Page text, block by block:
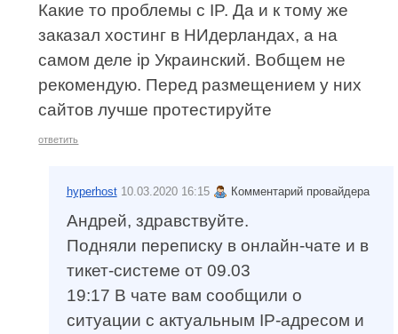
Какие то проблемы с IP. Да и к тому же
заказал хостинг в НИдерландах, а на
самом деле ip Украинский. Вобщем не
рекомендую. Перед размещением у них
сайтов лучше протестируйте
ответить
hyperhost 10.03.2020 16:15 Комментарий провайдера
Андрей, здравствуйте.
Подняли переписку в онлайн-чате и в
тикет-системе от 09.03
19:17 В чате вам сообщили о
ситуации с актуальным IP-адресом и